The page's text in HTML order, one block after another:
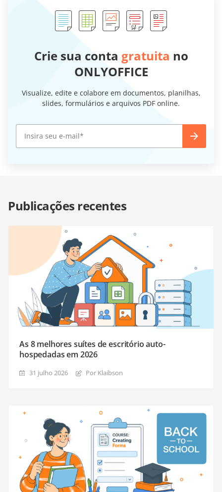
Crie sua conta gratuita no
ONLYOFFICE
Visualize, edite e colabore em documentos, planilhas,
slides, formulários e arquivos PDF online.
Publicações recentes
As 8 melhores suítes de escritório auto-
hospedadas em 2026
31 julho 2026 Por Klaibson